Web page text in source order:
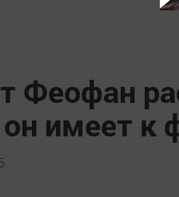
Феофан
имеет к